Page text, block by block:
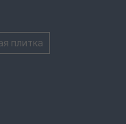
плитка